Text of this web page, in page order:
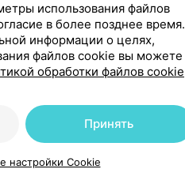
использования файлов
в более позднее время.
информации о целях,
файлов cookie вы можете
обработки файлов cookie
Принять
настройки Cookie